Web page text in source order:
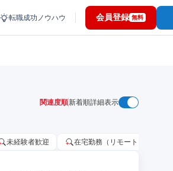
転職成功ノウハウ 会員登録 無料
関連度順新着順詳細表示
未経験者歓迎 在宅勤務（リモートワーク）OK